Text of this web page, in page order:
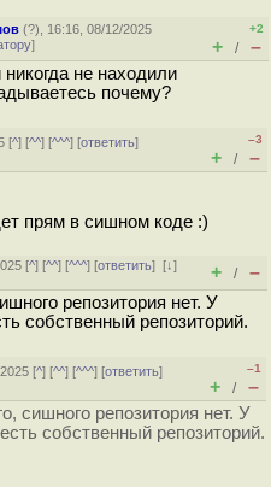
(?), 16:16, 08/12/2025
]
+2
+ / –
не находили
почему?
[^] [^^] [^^^] [ответить]
–3
+ / –
прям в сишном коде :)
[^] [^^] [^^^] [ответить][↓]
+ / –
репозитория нет. У
собственный репозиторий.
[^] [^^] [^^^] [ответить]
–1
+ / –
сишного репозитория нет. У
собственный репозиторий.